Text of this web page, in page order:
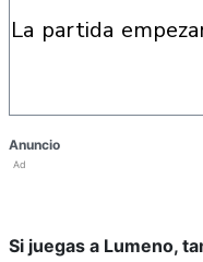
la partida
Anuncio
Ad
Si juegas a Lumeno,